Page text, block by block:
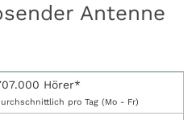
Antenne
Hörer*
pro Tag (Mo - Fr)